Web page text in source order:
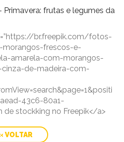
Primavera: frutas e legumes da
br.freepik.com/fotos-
frescos-e-
amarela-com-morangos-
de-madeira-com-
43c6-80a1-
de stockking no Freepik</a>
VOLTAR